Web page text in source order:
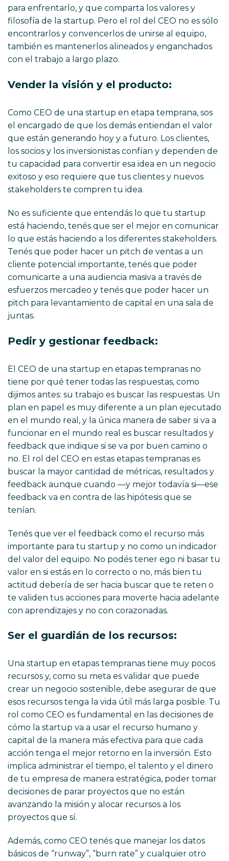
para enfrentarlo, y que comparta los valores y
filosofía de la startup. Pero el rol del CEO no es sólo
encontrarlos y convencerlos de unirse al equipo,
también es mantenerlos alineados y enganchados
con el trabajo a largo plazo.
Vender la visión y el producto:
Como CEO de una startup en etapa temprana, sos
el encargado de que los demás entiendan el valor
que están generando hoy y a futuro. Los clientes,
los socios y los inversionistas confían y dependen de
tu capacidad para convertir esa idea en un negocio
exitoso y eso requiere que tus clientes y nuevos
stakeholders te compren tu idea.
No es suficiente que entendás lo que tu startup
está haciendo, tenés que ser el mejor en comunicar
lo que estás haciendo a los diferentes stakeholders.
Tenés que poder hacer un pitch de ventas a un
cliente potencial importante, tenés que poder
comunicarte a una audiencia masiva a través de
esfuerzos mercadeo y tenés que poder hacer un
pitch para levantamiento de capital en una sala de
juntas.
Pedir y gestionar feedback:
El CEO de una startup en etapas tempranas no
tiene por qué tener todas las respuestas, como
dijimos antes: su trabajo es buscar las respuestas. Un
plan en papel es muy diferente a un plan ejecutado
en el mundo real, y la única manera de saber si va a
funcionar en el mundo real es buscar resultados y
feedback que indique si se va por buen camino o
no. El rol del CEO en estas etapas tempranas es
buscar la mayor cantidad de métricas, resultados y
feedback aunque cuando —y mejor todavía si—ese
feedback va en contra de las hipótesis que se
tenían.
Tenés que ver el feedback como el recurso más
importante para tu startup y no como un indicador
del valor del equipo. No podés tener ego ni basar tu
valor en si estás en lo correcto o no, más bien tu
actitud debería de ser hacia buscar que te reten o
te validen tus acciones para moverte hacia adelante
con aprendizajes y no con corazonadas.
Ser el guardián de los recursos:
Una startup en etapas tempranas tiene muy pocos
recursos y, como su meta es validar que puede
crear un negocio sostenible, debe asegurar de que
esos recursos tenga la vida útil más larga posible. Tu
rol como CEO es fundamental en las decisiones de
cómo la startup va a usar el recurso humano y
capital de la manera más efectiva para que cada
acción tenga el mejor retorno en la inversión. Esto
implica administrar el tiempo, el talento y el dinero
de tu empresa de manera estratégica, poder tomar
decisiones de parar proyectos que no están
avanzando la misión y alocar recursos a los
proyectos que sí.
Además, como CEO tenés que manejar los datos
básicos de “runway”, “burn rate” y cualquier otro